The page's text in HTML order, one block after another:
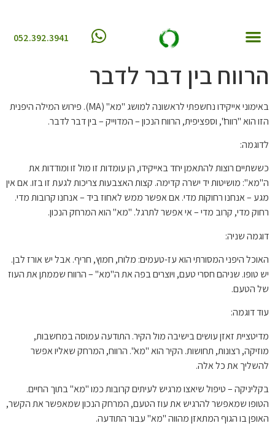
052.392.3941
הרווח בין דבר לדבר
באימוני אייקידו נחשפתי לראשונה למושג "מא" (MA). פירוש המילה היפנית
הזו הוא "רווח", וספציפית, הרווח הנכון – המדוייק – בין דבר לדבר.
לדוגמה:
כששתיים רוצות להתאמן יחד באייקידו, הן עומדות זו מול זו ומודדות את
ה"מא": מושיטות יד ישרה קדימה. קצות האצבעות צריכות לגעת זו בזו. אם אין
מגע – אנחנו רחוקות מדי. אם אפשר ממש לאחוז ביד – אנחנו קרובות מדי.
רחוק מדי, קרוב מדי – אי אפשר לתרגל. "מא" הוא המרחק הנכון.
דוגמה שניה:
האוכל היפני המסורתי הוא עז-טעמים: מלוח, חמוץ, חריף. אבל יש אורז לבן.
יש טופו. שניהם חסרי טעם, ויוצרים בפה את ה"מא" – הרווח שממתן את העוז
של הטעם.
עוד דוגמה:
מדיטציית זאזן עושים בישיבה מול הקיר. התודעה עמוסה במחשבות,
מוזיקה, רצונות, תחושות. הקיר הוא "מא". הרווח, המרחק שאליו אפשר
להשליך את כל אלה.
בקליניקה – טיפול שיאצו מרגיש לעיתים קרובות כמו "מא" בתוך החיים.
הטופו שמאפשר להרגיש את עוז הטעם, המרחק הנכון שמאפשר את הקשר,
האופן בו הגוף המתאזן מהווה "מא" עבור התודעה.